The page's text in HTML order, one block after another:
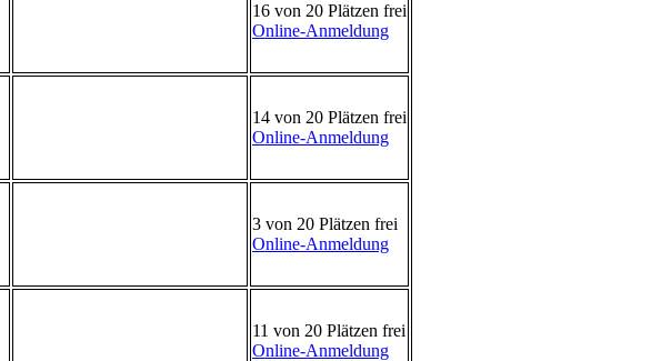
16 von 20 Plätzen frei
Online-Anmeldung
14 von 20 Plätzen frei
Online-Anmeldung
3 von 20 Plätzen frei
Online-Anmeldung
11 von 20 Plätzen frei
Online-Anmeldung